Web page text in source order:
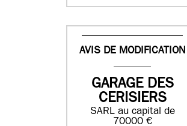
AVIS DE MODIFICATION
GARAGE DES
CERISIERS
SARL au capital de
70000 €